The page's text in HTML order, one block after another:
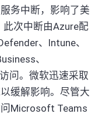
务中断，影响了美
次中断由Azure配
、Intune、
、
问。微软迅速采取
缓解影响。尽管大
Microsoft Teams